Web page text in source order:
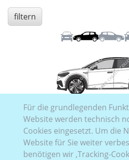
filtern
FrontLinks Rechts
VW_928: aktuell (seit
Für die grundlegenden
Website werden technisch
Cookies eingesetzt. Um die
Website für Sie weiter
benötigen wir ‚Tracking-